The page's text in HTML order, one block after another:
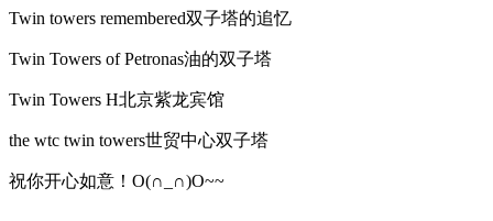
Twin towers remembered双子塔的追忆
Twin Towers of Petronas油的双子塔
Twin Towers H北京紫龙宾馆
the wtc twin towers世贸中心双子塔
祝你开心如意！O(∩_∩)O~~